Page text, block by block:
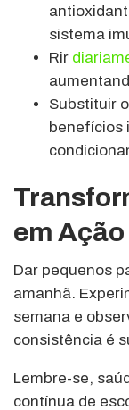
sistema
Rir
Substituir
benefícios
em Ação
Dar pequenos
amanhã.
semana e
consistência é
Lembre-se,
contínua de